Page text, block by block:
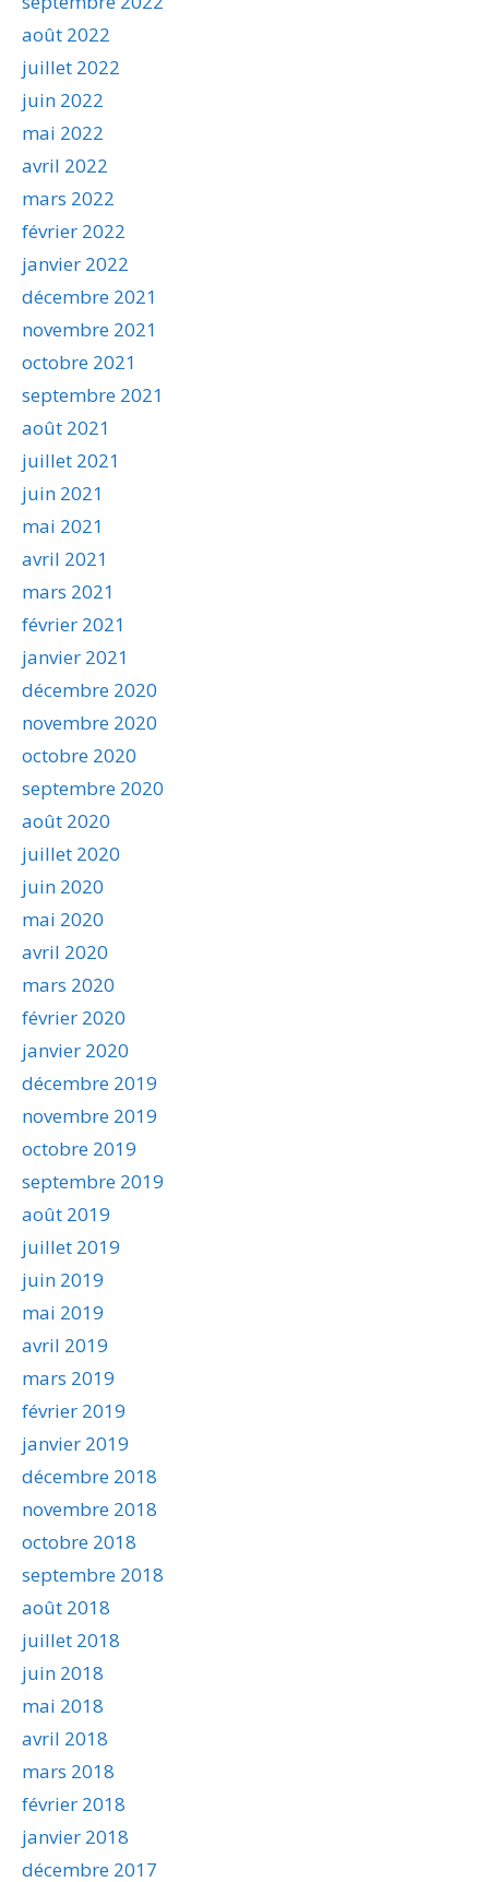
août 2022
juillet 2022
juin 2022
mai 2022
avril 2022
mars 2022
février 2022
janvier 2022
décembre 2021
novembre 2021
octobre 2021
septembre 2021
août 2021
juillet 2021
juin 2021
mai 2021
avril 2021
mars 2021
février 2021
janvier 2021
décembre 2020
novembre 2020
octobre 2020
septembre 2020
août 2020
juillet 2020
juin 2020
mai 2020
avril 2020
mars 2020
février 2020
janvier 2020
décembre 2019
novembre 2019
octobre 2019
septembre 2019
août 2019
juillet 2019
juin 2019
mai 2019
avril 2019
mars 2019
février 2019
janvier 2019
décembre 2018
novembre 2018
octobre 2018
septembre 2018
août 2018
juillet 2018
juin 2018
mai 2018
avril 2018
mars 2018
février 2018
janvier 2018
décembre 2017